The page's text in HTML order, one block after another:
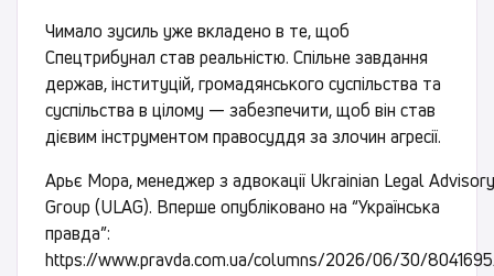
Чимало зусиль уже вкладено в те, щоб
Спецтрибунал став реальністю. Спільне завдання
держав, інституцій, громадянського суспільства та
суспільства в цілому — забезпечити, щоб він став
дієвим інструментом правосуддя за злочин агресії.
Арьє Мора, менеджер з адвокації Ukrainian Legal Advisory
Group (ULAG). Вперше опубліковано на “Українська
правда”:
https://www.pravda.com.ua/columns/2026/06/30/